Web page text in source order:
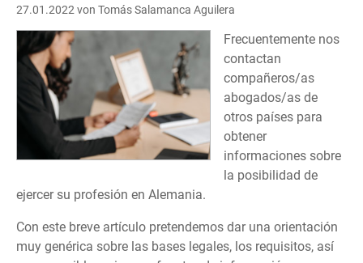
27.01.2022 von Tomás Salamanca Aguilera
Frecuentemente nos
contactan
compañeros/as
abogados/as de
otros países para
obtener
informaciones sobre
la posibilidad de
ejercer su profesión en Alemania.
Con este breve artículo pretendemos dar una orientación
muy genérica sobre las bases legales, los requisitos, así